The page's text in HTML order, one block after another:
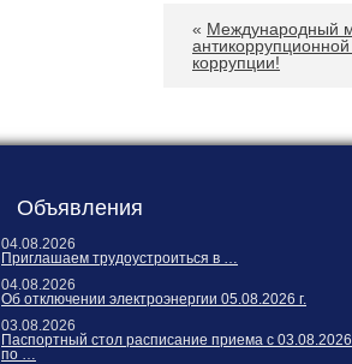
« Международный
коррупции!
Объявления
04.08.2026
Приглашаем трудоустроиться в …
04.08.2026
Об отключении электроэнергии 05.08.2026 г.
03.08.2026
Паспортный стол расписание приема с 03.08.2026
по …